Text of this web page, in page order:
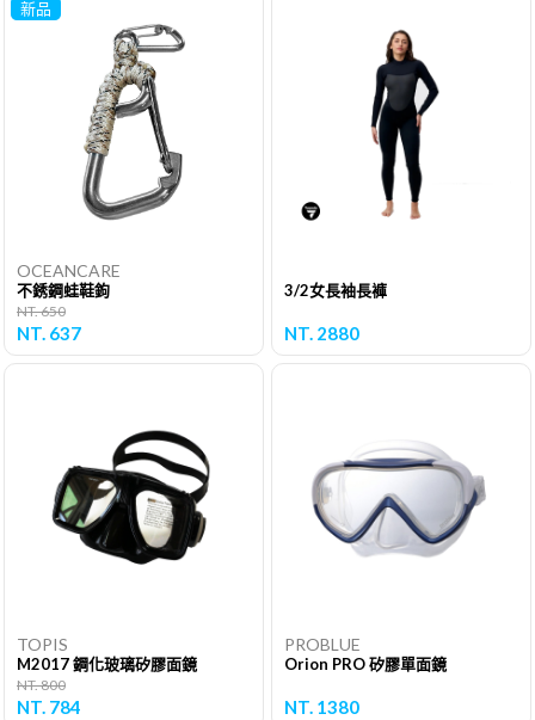
新品
OCEANCARE
不銹鋼蛙鞋鉤
NT. 650
NT. 637
3/2女長袖長褲
NT. 2880
TOPIS
M2017 鋼化玻璃矽膠面鏡
NT. 800
NT. 784
PROBLUE
Orion PRO 矽膠單面鏡
NT. 1380